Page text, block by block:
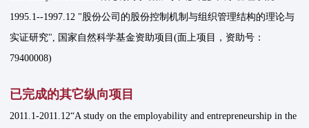
1995.1--1997.12 "股份公司的股份控制机制与组织管理结构的理论与
实证研究", 国家自然科学基金资助项目(面上项目，资助号：
79400008)
已完成的其它纵向项目
2011.1-2011.12“A study on the employability and entrepreneurship in the